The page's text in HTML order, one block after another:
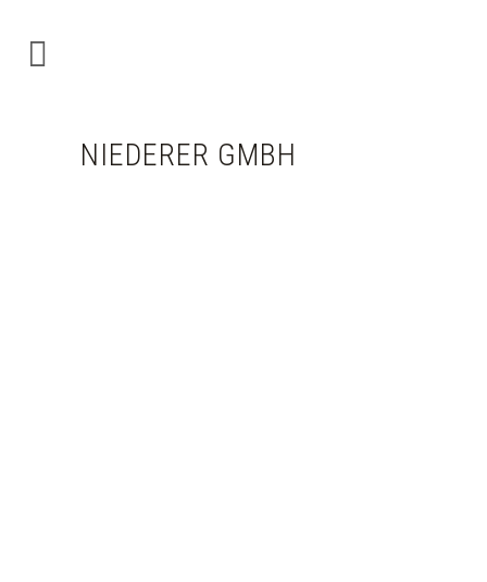
NIEDERER GMBH